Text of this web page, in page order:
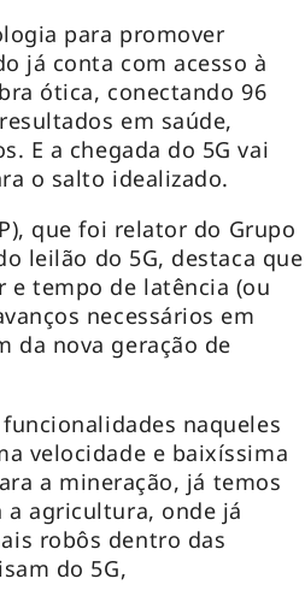
para promover
já conta com acesso à
ótica, conectando 96
em saúde,
E a chegada do 5G vai
o salto idealizado.
que foi relator do Grupo
leilão do 5G, destaca que
e tempo de latência (ou
necessários em
da nova geração de
naqueles
velocidade e baixíssima
a mineração, já temos
a agricultura, onde já
robôs dentro das
do 5G,